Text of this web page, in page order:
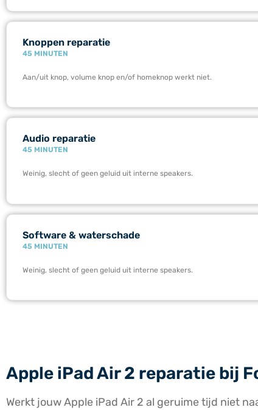
Knoppen reparatie
45 MINUTEN
Aan/uit knop, volume knop en/of homeknop werkt niet.
Audio reparatie
45 MINUTEN
Weinig, slecht of geen geluid uit interne speakers.
Software & waterschade
45 MINUTEN
Weinig, slecht of geen geluid uit interne speakers.
Apple iPad Air 2 reparatie bij
Werkt jouw Apple iPad Air 2 al geruime tijd niet